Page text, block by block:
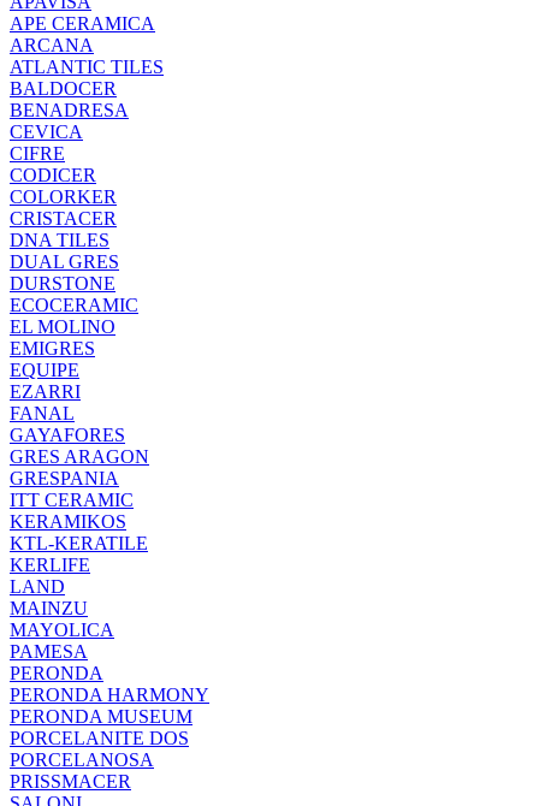
APE CERAMICA
ARCANA
ATLANTIC TILES
BALDOCER
BENADRESA
CEVICA
CIFRE
CODICER
COLORKER
CRISTACER
DNA TILES
DUAL GRES
DURSTONE
ECOCERAMIC
EL MOLINO
EMIGRES
EQUIPE
EZARRI
FANAL
GAYAFORES
GRES ARAGON
GRESPANIA
ITT CERAMIC
KERAMIKOS
KTL-KERATILE
KERLIFE
LAND
MAINZU
MAYOLICA
PAMESA
PERONDA
PERONDA HARMONY
PERONDA MUSEUM
PORCELANITE DOS
PORCELANOSA
PRISSMACER